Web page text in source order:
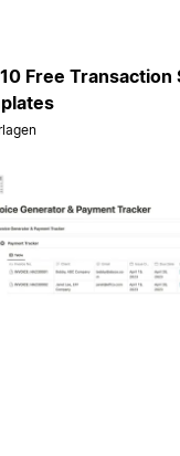
Free Transaction